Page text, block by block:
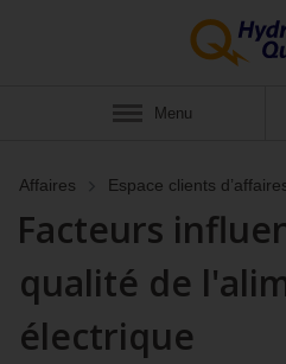
Afficher
Menu
Affaires Espace clients
Facteurs
qualité de
électrique